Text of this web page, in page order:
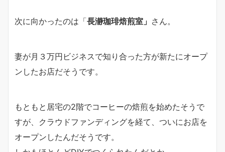
次に向かったのは「長瀞珈琲焙煎室」 さん。
妻が月３万円ビジネスで知り合った方が新たにオープ
ンしたお店だそうです。
もともと居宅の2階でコーヒーの焙煎を始めたそうで
すが、クラウドファンディングを経て、ついにお店を
オープンしたんだそうです。